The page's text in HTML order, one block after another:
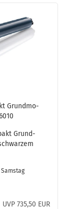
Grund­mo­
Grund­
UVP 735,50 EUR